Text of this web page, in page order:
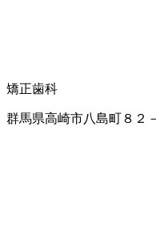
矯正歯科
群馬県高崎市八島町８２